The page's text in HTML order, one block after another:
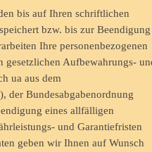
bis auf Ihren schriftlichen
bzw. bis zur Beendigung
Ihre personenbezogenen
gesetzlichen Aufbewahrungs-
ua aus dem
der Bundesabgabenordnung
eines allfälligen
und Garantiefristen
geben wir Ihnen auf Wunsch